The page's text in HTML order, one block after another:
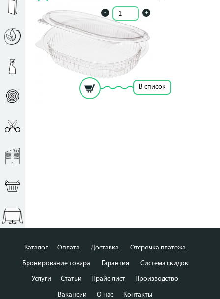
- +
Кол-во ед. в упак.: 350
Внутренние (мм):: 159х130х30
Количество:: 1шт
Рассчитать цену за единицу
В список
Каталог Оплата Доставка Отсрочка платежа
Бронирование товара Гарантия Система скидок
Услуги Статьи Прайс-лист Производство
Вакансии О нас Контакты